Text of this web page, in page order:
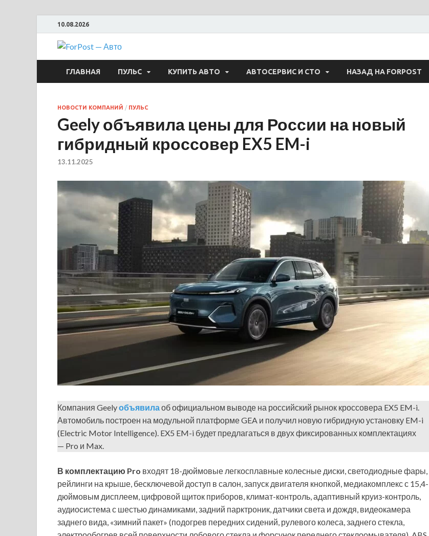
10.08.2026
ForPost — Авто
ГЛАВНАЯ ПУЛЬС КУПИТЬ АВТО АВТОСЕРВИС И СТО НАЗАД НА FORPOST
НОВОСТИ КОМПАНИЙ / ПУЛЬС
Geely объявила цены для России на новый
гибридный кроссовер EX5 EM-i
13.11.2025
Компания Geelyобъявилаоб официальном выводе на российский рынок кроссовера EX5 EM-i.
Автомобиль построен на модульной платформе GEA и получил новую гибридную установку EM-i
(Electric Motor Intelligence). EX5 EM-i будет предлагаться в двух фиксированных комплектациях
— Pro и Max.
В комплектацию Pro входят 18-дюймовые легкосплавные колесные диски, светодиодные фары,
рейлинги на крыше, бесключевой доступ в салон, запуск двигателя кнопкой, медиакомплекс с 15,4-
дюймовым дисплеем, цифровой щиток приборов, климат-контроль, адаптивный круиз-контроль,
аудиосистема с шестью динамиками, задний парктроник, датчики света и дождя, видеокамера
заднего вида, «зимний пакет» (подогрев передних сидений, рулевого колеса, заднего стекла,